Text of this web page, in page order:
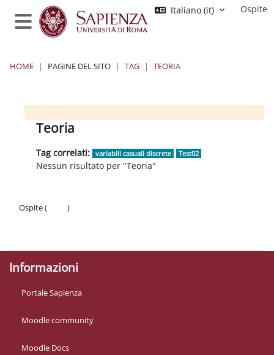
Vai al contenuto principale
Pannello laterale
Italiano ‎(it)‎ Ospite
HOME PAGINE DEL SITO TAG TEORIA
Moodle Sapienza
Blocchi 1
Blocchi 2
Blocchi 3
Blocchi 4
Teoria
Tag correlati: variabili casuali discrete Test02
Nessun risultato per "Teoria"
Ospite (
)
Informazioni
Portale Sapienza
Moodle community
Moodle Docs